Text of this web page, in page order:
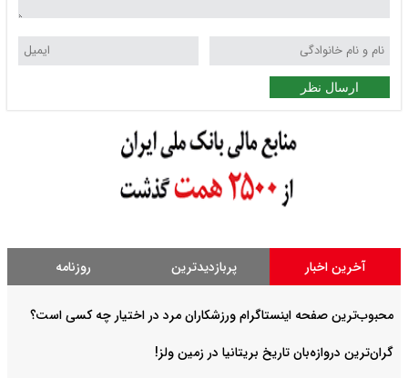
ارسال نظر
آخرین اخبار پربازدیدترین روزنامه
محبوب‌ترین صفحه اینستاگرام ورزشکاران مرد در اختیار چه کسی است؟
گران‌ترین دروازه‌بان تاریخ بریتانیا در زمین ولز!